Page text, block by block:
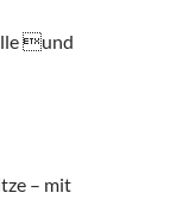
und
– mit